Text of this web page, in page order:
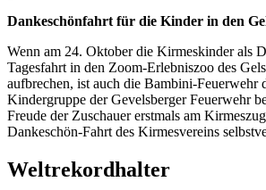
Dankeschönfahrt für die Kinder in den
Wenn am 24. Oktober die Kirmeskinder als
Tagesfahrt in den Zoom-Erlebniszoo des
aufbrechen, ist auch die Bambini-Feuerwehr
Kindergruppe der Gevelsberger Feuerwehr
Freude der Zuschauer erstmals am
Dankeschön-Fahrt des Kirmesvereins
Weltrekordhalter